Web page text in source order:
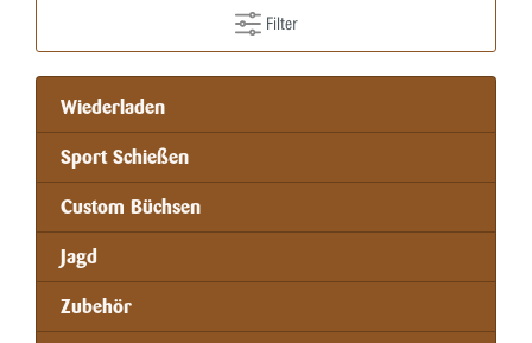
Filter
Wiederladen
Sport Schießen
Custom Büchsen
Jagd
Zubehör